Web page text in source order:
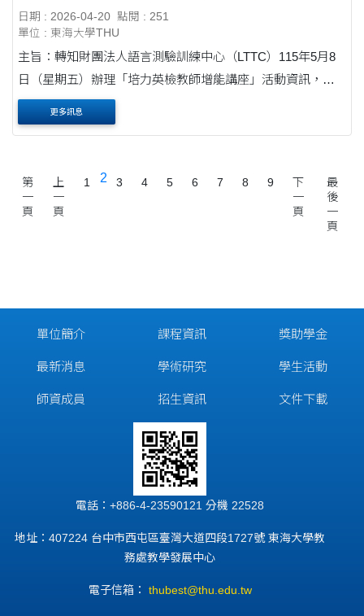
日期 : 2026-04-20 點閱 : 251
單位 : 東海大學THU
主旨：轉知財團法人語言測驗訓練中心（LTTC）115年5月8
日（星期五）辦理「培力英檢教師增能講座」活動資訊，請
協助宣導並鼓勵相關單位及教師踴躍參加，請查照。公文 說
明： 一、為協助各校推動大專校院學生雙語化學....
更多訊息
第
一
頁
上
一
頁
1 2 3 4 5 6 7 8 9
下
一
頁
最
後
一
頁
單位簡介
最新消息
師資成員
課程資訊
學術研究
招生資訊
獎助學金
學生活動
文件下載
電話：+886-4-23590121 分機 22528
地址：407224 台中市西屯區臺灣大道四段1727號 東海大學教
務處教學發展中心
電子信箱： thubest@thu.edu.tw